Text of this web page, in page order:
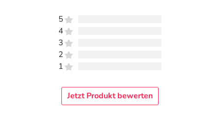
5
4
3
2
1
Jetzt Produkt bewerten